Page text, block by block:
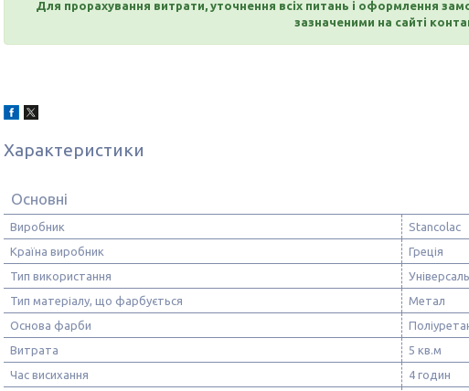
Для прорахування витрати, уточнення всіх питань і оформлення
зазначеними на сайті
Характеристики
Основні
Виробник
Stancolac
Країна виробник
Греція
Тип використання
Тип матеріалу, що фарбується
Метал
Основа фарби
Витрата
5 кв.м
Час висихання
4 годин